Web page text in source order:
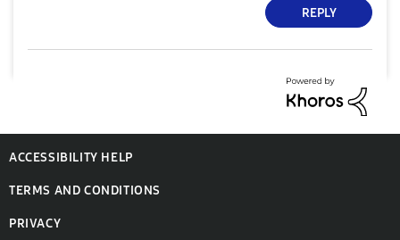
REPLY
ACCESSIBILITY HELP
TERMS AND CONDITIONS
PRIVACY